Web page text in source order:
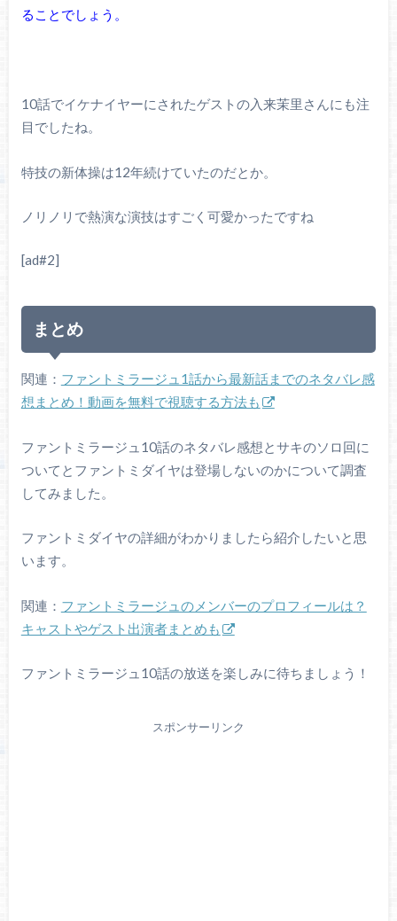
ることでしょう。
10話でイケナイヤーにされたゲストの入来茉里さんにも注
目でしたね。
特技の新体操は12年続けていたのだとか。
ノリノリで熱演な演技はすごく可愛かったですね
[ad#2]
まとめ
関連： ファントミラージュ1話から最新話までのネタバレ感
想まとめ！動画を無料で視聴する方法も
ファントミラージュ10話のネタバレ感想とサキのソロ回に
ついてとファントミダイヤは登場しないのかについて調査
してみました。
ファントミダイヤの詳細がわかりましたら紹介したいと思
います。
関連： ファントミラージュのメンバーのプロフィールは？
キャストやゲスト出演者まとめも
ファントミラージュ10話の放送を楽しみに待ちましょう！
スポンサーリンク